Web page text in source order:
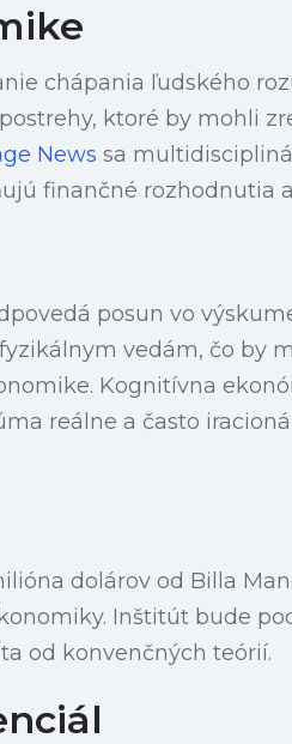
chápania ľudského
ktoré by mohli
News sa
finančné rozhodnutia
posun vo
vedám, čo by
Kognitívna
reálne a často
dolárov od Billa
Inštitút bude
od konvenčných teórií.